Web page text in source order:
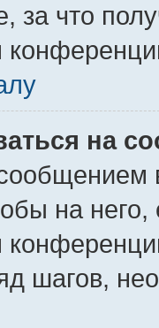
за что
на
на
шагов,